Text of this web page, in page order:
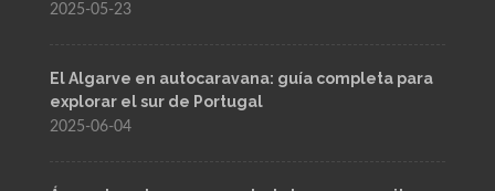
2025-05-23
El Algarve en autocaravana: guía completa para
explorar el sur de Portugal
2025-06-04